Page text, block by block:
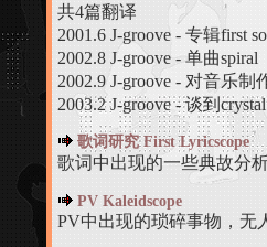
共4篇翻译
2001.6 J-groove - 专辑first
2002.8 J-groove - 单曲spiral
2002.9 J-groove - 对音乐
2003.2 J-groove - 谈到
歌词研究 First Lyricscope
歌词中出现的一些典故分
PV Kaleidscope
PV中出现的琐碎事物，无